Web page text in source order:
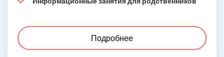
Подробнее